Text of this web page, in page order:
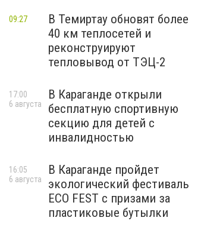
В Темиртау обновят более
40 км теплосетей и
реконструируют
тепловывод от ТЭЦ-2
09:27
В Караганде открыли
бесплатную спортивную
секцию для детей с
инвалидностью
17:00
6 августа
В Караганде пройдет
экологический фестиваль
ECO FEST с призами за
пластиковые бутылки
16:05
6 августа